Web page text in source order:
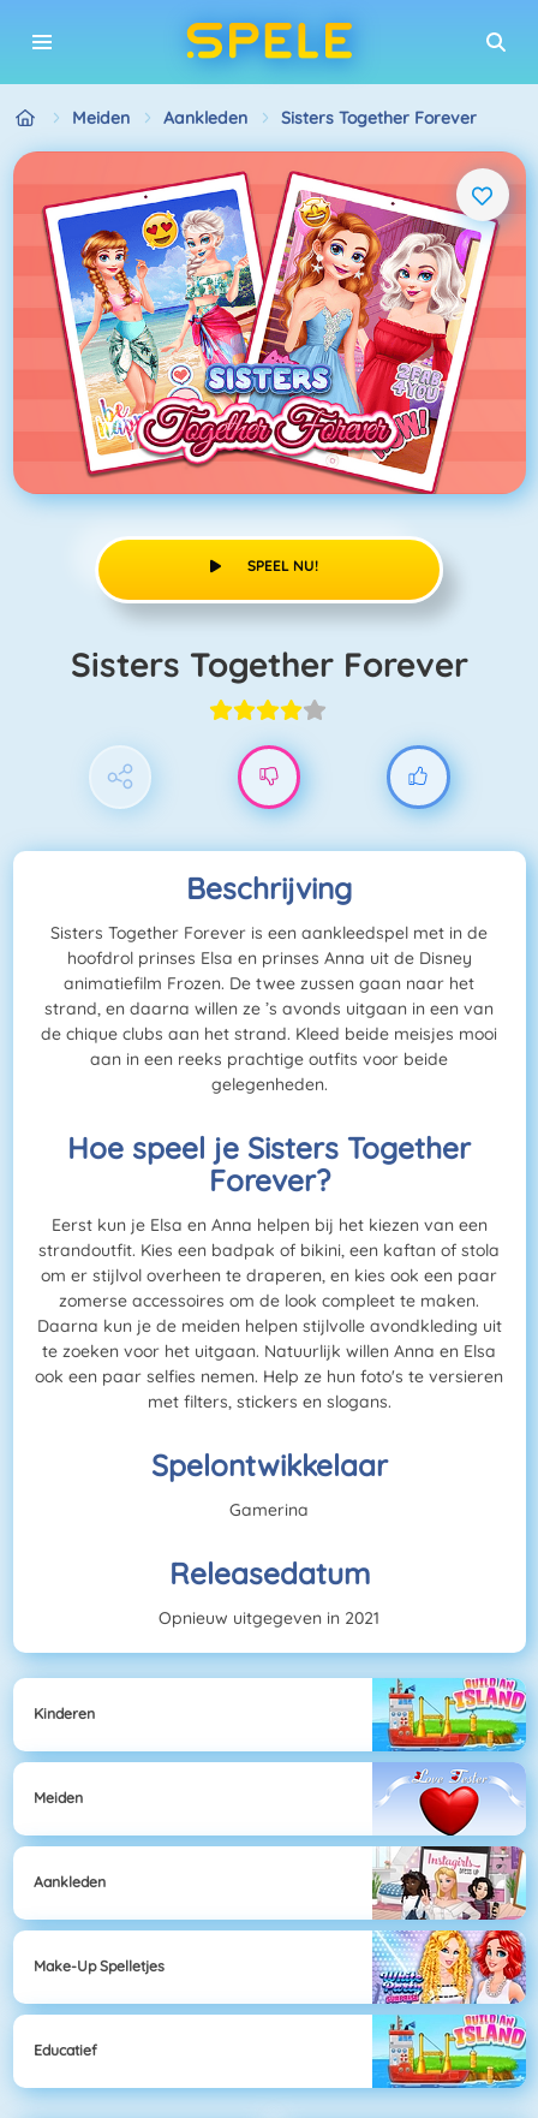
Meiden Aankleden Sisters Together Forever
SPEEL NU!
Sisters Together Forever
Beschrijving
Sisters Together Forever is een aankleedspel met in de
hoofdrol prinses Elsa en prinses Anna uit de Disney
animatiefilm Frozen. De twee zussen gaan naar het
strand, en daarna willen ze ’s avonds uitgaan in een van
de chique clubs aan het strand. Kleed beide meisjes mooi
aan in een reeks prachtige outfits voor beide
gelegenheden.
Hoe speel je Sisters Together
Forever?
Eerst kun je Elsa en Anna helpen bij het kiezen van een
strandoutfit. Kies een badpak of bikini, een kaftan of stola
om er stijlvol overheen te draperen, en kies ook een paar
zomerse accessoires om de look compleet te maken.
Daarna kun je de meiden helpen stijlvolle avondkleding uit
te zoeken voor het uitgaan. Natuurlijk willen Anna en Elsa
ook een paar selfies nemen. Help ze hun foto's te versieren
met filters, stickers en slogans.
Spelontwikkelaar
Gamerina
Releasedatum
Opnieuw uitgegeven in 2021
Kinderen
Meiden
Aankleden
Make-Up Spelletjes
Educatief